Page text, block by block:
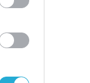
"kill